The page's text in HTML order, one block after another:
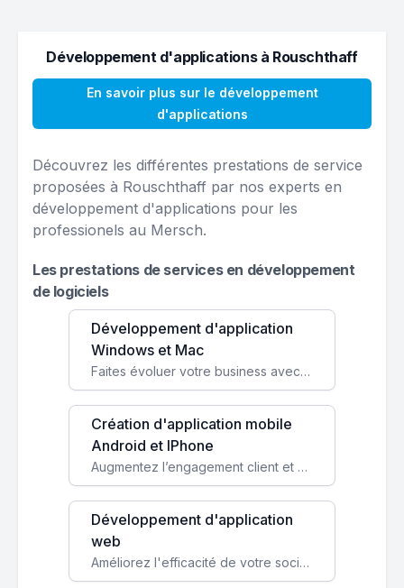
Développement d'applications à Rouschthaff
En savoir plus sur le développement
d'applications
Découvrez les différentes prestations de service
proposées à Rouschthaff par nos experts en
développement d'applications pour les
professionels au Mersch.
Les prestations de services en développement
de logiciels
Développement d'application
Windows et Mac
Faites évoluer votre business avec des solutions logicielles personnalisées, parfaitement adaptées à vos besoins spécifiques.
Création d'application mobile
Android et IPhone
Augmentez l’engagement client et simplifiez vos processus avec une application mobile sur mesure, disponible sur iOS et Android.
Développement d'application
web
Améliorez l'efficacité de votre société avec une application web personnalisée accessible partout et tout le temps.